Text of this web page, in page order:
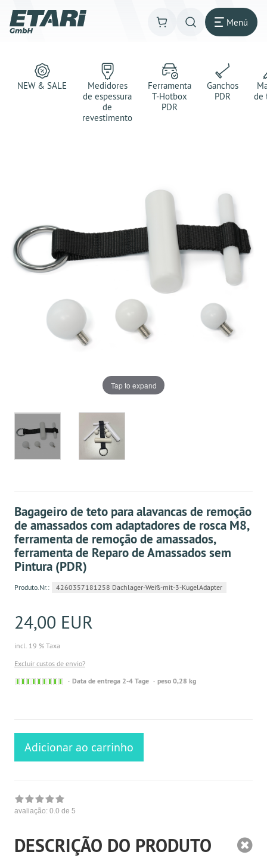
Menú
NEW & SALE
Medidores
de espessura
de
revestimento
Ferramenta
T-Hotbox
PDR
Ganchos
PDR
de
Tap to expand
Bagageiro de teto para alavancas de remoção
de amassados com adaptadores de rosca M8,
ferramenta de remoção de amassados,
ferramenta de Reparo de Amassados sem
Pintura (PDR)
Produto.Nr.: 4260357181258 Dachlager-Weiß-mit-3-KugelAdapter
24,00 EUR
incl. 19 % Taxa
Excluir custos de envio?
Sofort
Data de entrega 2-4 Tage peso 0,28 kg
Adicionar ao carrinho
avaliação: 0.0 de 5
DESCRIÇÃO DO PRODUTO